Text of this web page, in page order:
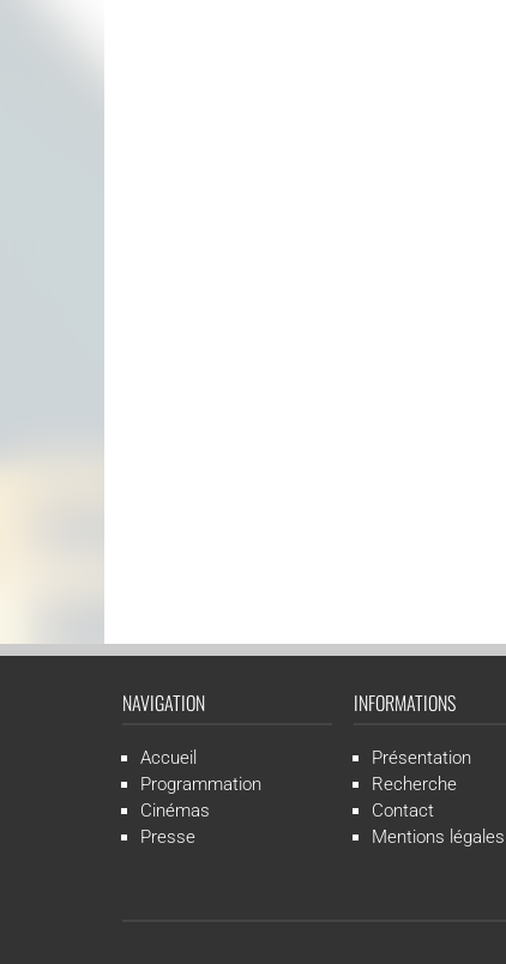
NAVIGATION
Accueil
Programmation
Cinémas
Presse
INFORMATIONS
Présentation
Recherche
Contact
Mentions légales